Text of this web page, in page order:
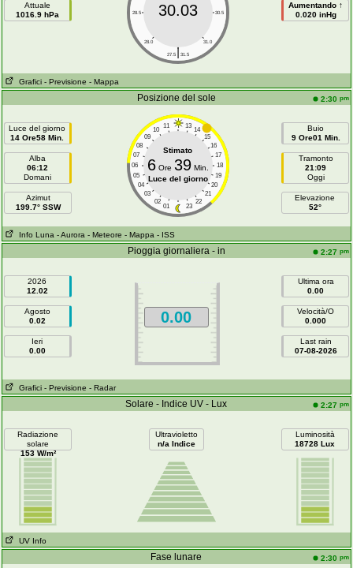
Attuale
1016.9 hPa
28.5 30.5
28.0 31.0
|
27.5 31.5
30.03
Aumentando ↑
0.020 inHg
Grafici - Previsione - Mappa
Posizione del sole 2:30 pm
Luce del giorno
14 Ore58 Min.
Alba
06:12
Domani
Azimut
199.7° SSW
11 13
10
14
09
15
08
16
07
17
06
18
05
19
04
20
03
21
02
22
01 23
Stimato
6Ore 39Min.
Luce del giorno
Buio
9 Ore01 Min.
Tramonto
21:09
Oggi
Elevazione
52°
Info Luna - Aurora - Meteore - Mappa - ISS
Pioggia giornaliera - in 2:27 pm
2026
12.02
Agosto
0.02
Ieri
0.00
0.00
Ultima ora
0.00
Velocità/O
0.000
Last rain
07-08-2026
Grafici - Previsione - Radar
Solare - Indice UV - Lux 2:27 pm
Radiazione
solare
153 W/m²
Ultravioletto
n/a Indice
Luminosità
18728 Lux
UV Info
Fase lunare 2:30 pm